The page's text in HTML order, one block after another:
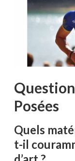
Posées
Quels
t-il